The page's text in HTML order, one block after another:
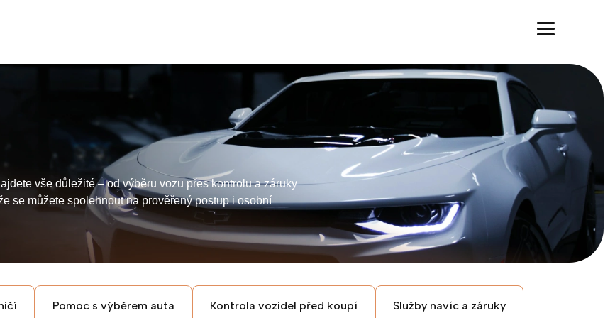
vše důležité – od výběru vozu přes kontrolu a záruky
se můžete spolehnout na prověřený postup i osobní
Pomoc s výběrem auta Kontrola vozidel před koupí Služby navíc a záruky